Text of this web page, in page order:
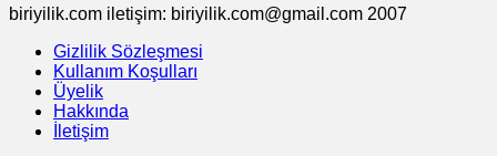
biriyilik.com iletişim: biriyilik.com@gmail.com 2007
Gizlilik Sözleşmesi
Kullanım Koşulları
Üyelik
Hakkında
İletişim